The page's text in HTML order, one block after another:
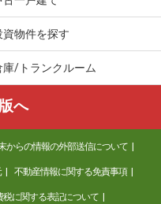
市千歳１
資物件を探す
庫/トランクルーム
へ
からの情報の外部送信について
不動産情報に関する免責事項
税に関する表記について